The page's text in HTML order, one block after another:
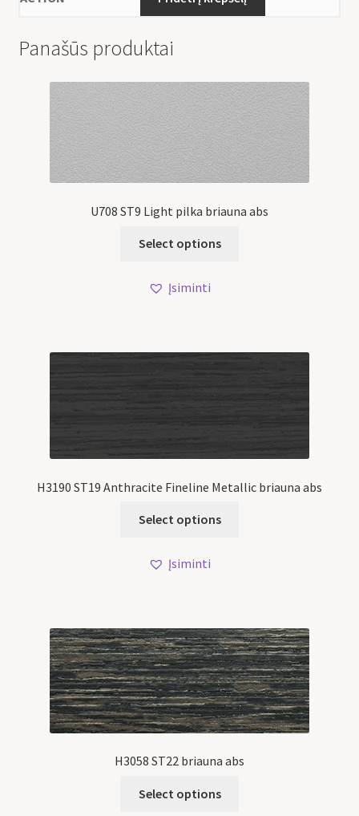
Panašūs produktai
U708 ST9 Light pilka briauna abs
Select options
Įsiminti
H3190 ST19 Anthracite Fineline Metallic briauna abs
Select options
Įsiminti
H3058 ST22 briauna abs
Select options